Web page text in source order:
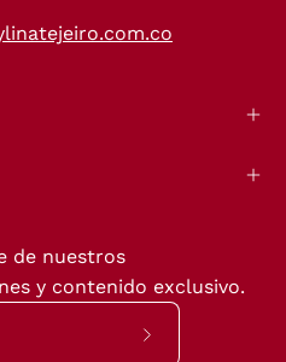
de nuestros
y contenido exclusivo.
Suscríbete